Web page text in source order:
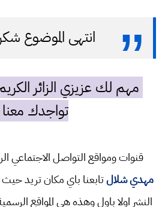
انتهى الموضوع
مهم لك عزيزي الزائر
تواجدك معنا
قنوات ومواقع التواصل الاجتماعي
مهدي شلالتابعنا باي مكان تريد حيث
النشر اولا باول وهذه هي المواقع